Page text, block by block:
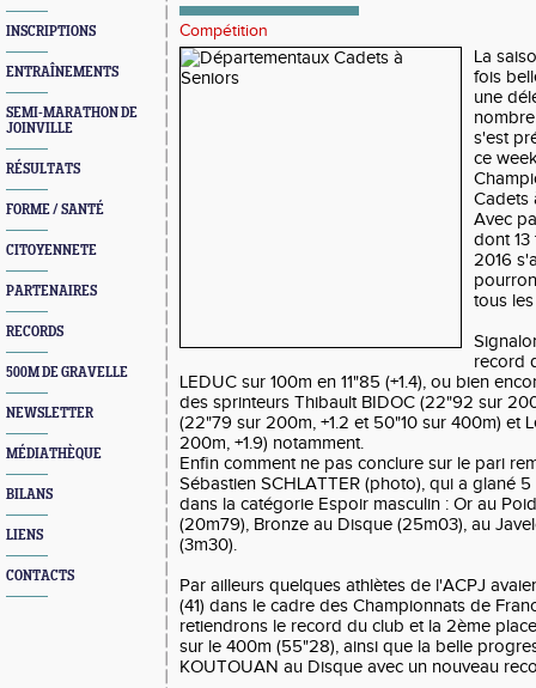
INSCRIPTIONS
ENTRAÎNEMENTS
SEMI-MARATHON DE
JOINVILLE
RÉSULTATS
FORME / SANTÉ
CITOYENNETE
PARTENAIRES
RECORDS
500M DE GRAVELLE
NEWSLETTER
MÉDIATHÈQUE
BILANS
LIENS
CONTACTS
Compétition
La
fois
une
s'est
ce
Cadets
Avec
dont 13
2016
tous
record
LEDUC sur 100m en 11"85 (+1.4), ou bien
des sprinteurs Thibault BIDOC (22"92 sur
(22"79 sur 200m, +1.2 et 50"10 sur 400m) et
200m, +1.9) notamment.
Enfin comment ne pas conclure sur le pari
Sébastien SCHLATTER (photo), qui a glané
dans la catégorie Espoir masculin : Or au
(20m79), Bronze au Disque (25m03), au
(3m30).
Par ailleurs quelques athlètes de l'ACPJ
(41) dans le cadre des Championnats de
retiendrons le record du club et la 2ème
sur le 400m (55"28), ainsi que la belle
KOUTOUAN au Disque avec un nouveau